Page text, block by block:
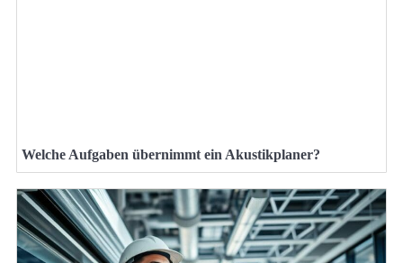
Welche Aufgaben übernimmt ein Akustikplaner?